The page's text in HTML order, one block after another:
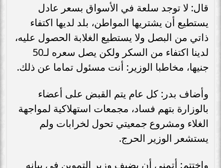
قال: لا توجد سلعة في الأسواق بسعر عادل
يستطيع أن يشتريها المواطن، بلد لديها اكتفاء
ذاتي من البصل ولا يستطيع الغلابة الحصول عليه،
لدينا اكتفاء من السكر ولكن يصل سعره لـ50
جنيها، مخاطبا الوزير: أنت مسئول تماما عن ذلك.
وأضاف بدر: كل عام يتم القبض على أعضاء
بالوزارة بتهم فساد، مجمعات استهلاكية لمواجهة
الغلاء ومشروع جمعيتي تحول لخرابات ولم
يستشعر الوزير الحرج.
واختتم: أتمنى أن يضيف وزير التموين في بيانه